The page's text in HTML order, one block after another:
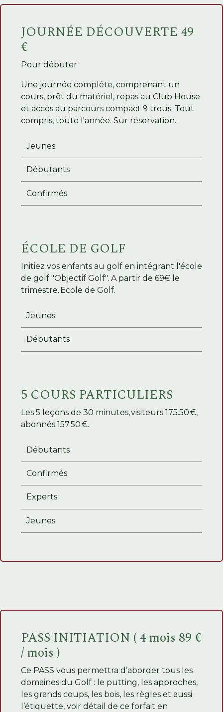
JOURNÉE DÉCOUVERTE 49
€
Pour débuter
Une journée complète, comprenant un
cours, prêt du matériel, repas au Club House
et accès au parcours compact 9 trous. Tout
compris, toute l'année. Sur réservation.
Jeunes
Débutants
Confirmés
ÉCOLE DE GOLF
Initiez vos enfants au golf en intégrant l'école
de golf "Objectif Golf". A partir de 69€ le
trimestre. Ecole de Golf.
Jeunes
Débutants
5 COURS PARTICULIERS
Les 5 leçons de 30 minutes, visiteurs 175.50 €,
abonnés 157.50 €.
Débutants
Confirmés
Experts
Jeunes
PASS INITIATION ( 4 mois 89 €
/ mois )
Ce PASS vous permettra d’aborder tous les
domaines du Golf : le putting, les approches,
les grands coups, les bois, les règles et aussi
l’étiquette, voir détail de ce forfait en